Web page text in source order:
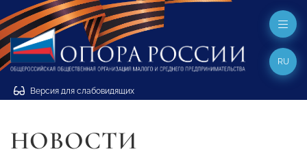
Версия для слабовидящих
RU
НОВОСТИ